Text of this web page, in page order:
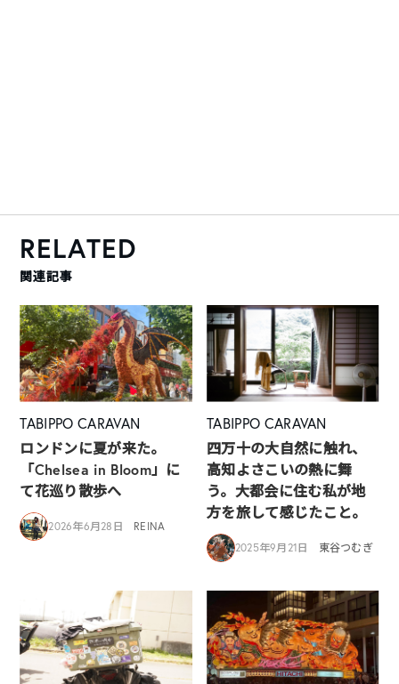
RELATED
関連記事
TABIPPO CARAVAN
ロンドンに夏が来た。
「Chelsea in Bloom」に
て花巡り散歩へ
2026年6月28日 REINA
TABIPPO CARAVAN
四万十の大自然に触れ、
高知よさこいの熱に舞
う。大都会に住む私が地
方を旅して感じたこと。
2025年9月21日 東谷つむぎ